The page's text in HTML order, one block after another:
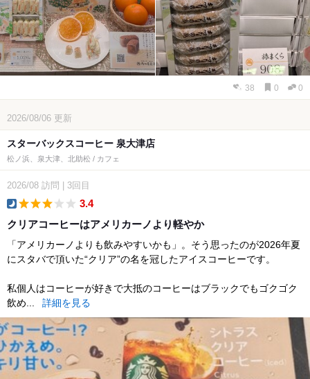
38 0 0
2026/08/06 更新
スターバックスコーヒー 泉大津店
松ノ浜、泉大津、北助松 / カフェ
2026/08 訪問 3回目
3.4
クリアコーヒーはアメリカーノより軽やか
「アメリカーノよりも飲みやすいかも」。そう思ったのが2026年夏
にスタバで頂いた“クリア”の名を冠したアイスコーヒーです。
私個人はコーヒーが好きで大抵のコーヒーはブラックでもゴクゴク
飲め...
詳細を見る